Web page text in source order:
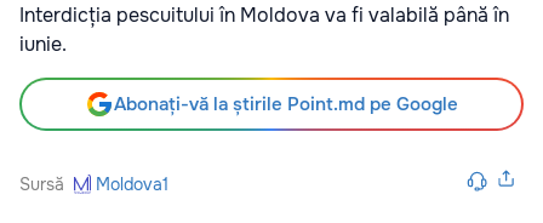
Interdicția pescuitului în Moldova va fi valabilă până în
iunie.
Abonați-vă la știrile Point.md pe Google
Sursă Moldova1